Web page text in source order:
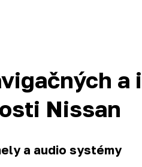
a
Nissan
a audio systémy